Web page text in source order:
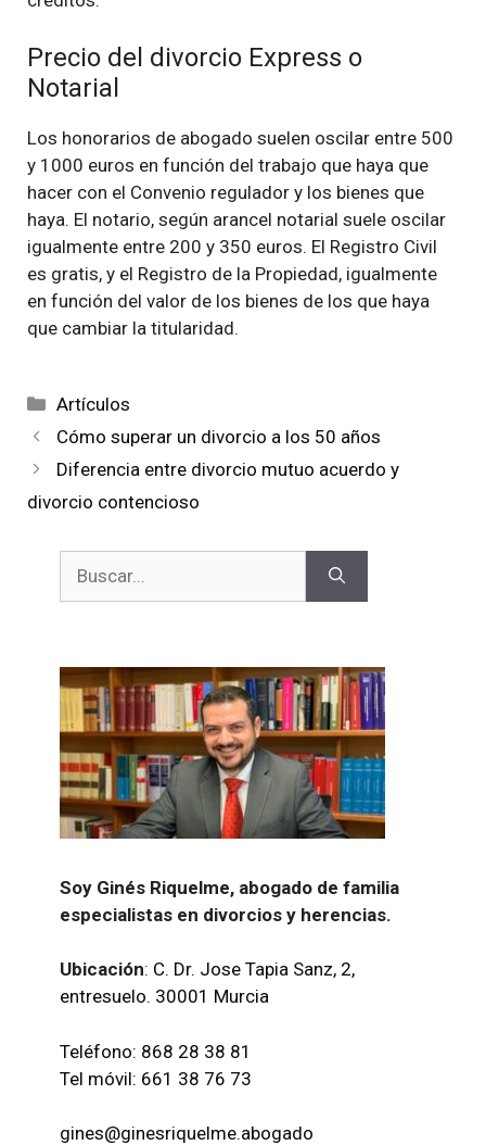
Precio del divorcio Express o
Notarial
Los honorarios de abogado suelen oscilar entre 500
y 1000 euros en función del trabajo que haya que
hacer con el Convenio regulador y los bienes que
haya. El notario, según arancel notarial suele oscilar
igualmente entre 200 y 350 euros. El Registro Civil
es gratis, y el Registro de la Propiedad, igualmente
en función del valor de los bienes de los que haya
que cambiar la titularidad.
Categorías
Artículos
Cómo superar un divorcio a los 50 años
Diferencia entre divorcio mutuo acuerdo y
divorcio contencioso
Soy Ginés Riquelme, abogado de familia
especialistas en divorcios y herencias.
Ubicación: C. Dr. Jose Tapia Sanz, 2,
entresuelo. 30001 Murcia
Teléfono: 868 28 38 81
Tel móvil: 661 38 76 73
gines@ginesriquelme.abogado